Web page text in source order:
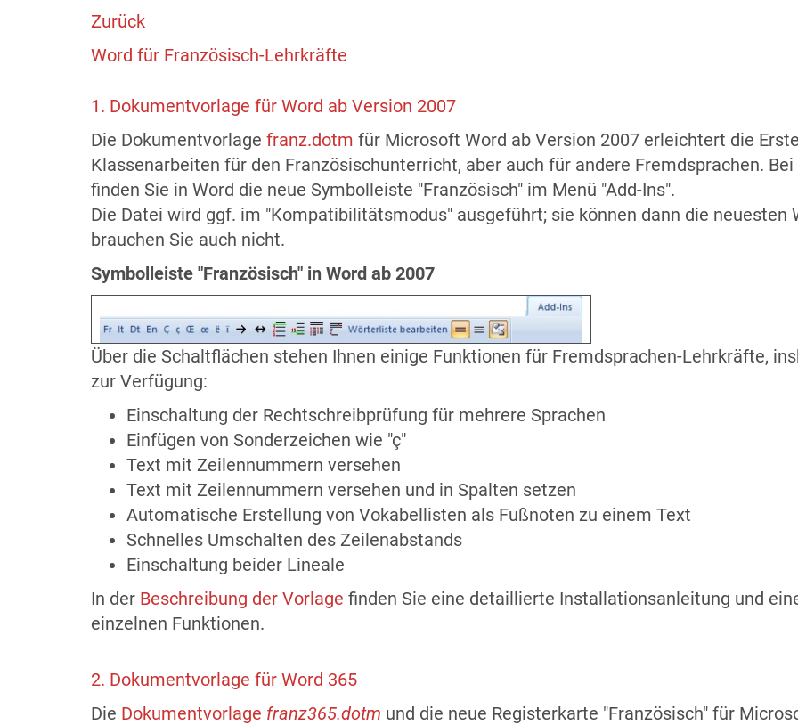
Zurück
Word für Französisch-Lehrkräfte
1. Dokumentvorlage für Word ab Version 2007
Die Dokumentvorlage franz.dotm für Microsoft Word ab Version 2007 erleichtert die
Klassenarbeiten für den Französischunterricht, aber auch für andere Fremdsprachen.
finden Sie in Word die neue Symbolleiste "Französisch" im Menü "Add-Ins".
Die Datei wird ggf. im "Kompatibilitätsmodus" ausgeführt; sie können dann die neuesten
brauchen Sie auch nicht.
Symbolleiste "Französisch" in Word ab 2007
Über die Schaltflächen stehen Ihnen einige Funktionen für Fremdsprachen-Lehrkräfte,
zur Verfügung:
Einschaltung der Rechtschreibprüfung für mehrere Sprachen
Einfügen von Sonderzeichen wie "ç"
Text mit Zeilennummern versehen
Text mit Zeilennummern versehen und in Spalten setzen
Automatische Erstellung von Vokabellisten als Fußnoten zu einem Text
Schnelles Umschalten des Zeilenabstands
Einschaltung beider Lineale
In der Beschreibung der Vorlage finden Sie eine detaillierte Installationsanleitung und
einzelnen Funktionen.
2. Dokumentvorlage für Word 365
Die Dokumentvorlage franz365.dotm und die neue Registerkarte "Französisch" für